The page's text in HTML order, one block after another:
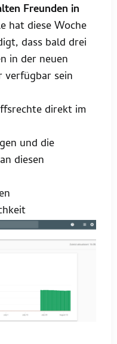
Freunden in
hat diese Woche
dass bald drei
in der neuen
verfügbar sein
direkt im
und die
diesen